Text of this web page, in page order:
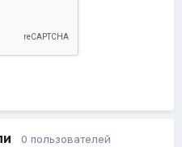
0 пользователей